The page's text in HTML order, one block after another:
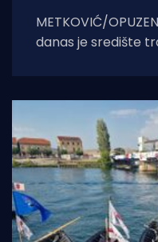
METKOVIĆ/
danas je središte